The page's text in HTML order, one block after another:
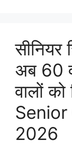
k
सीनियर
अब 60
वालों
2026